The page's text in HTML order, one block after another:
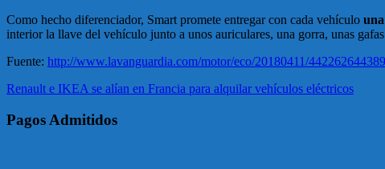
Como hecho diferenciador, Smart promete entregar con cada vehículo
interior la llave del vehículo junto a unos auriculares, una gorra, unas
Fuente: http://www.lavanguardia.com/motor/eco/20180411/
Navegación
de
entradas
Renault e IKEA se alían en Francia para alquilar vehículos eléctricos
Pagos Admitidos